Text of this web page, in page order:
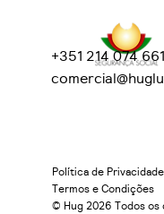
+351 214 074 661
Política de
Termos e Condições
© Hug 2026 Todos